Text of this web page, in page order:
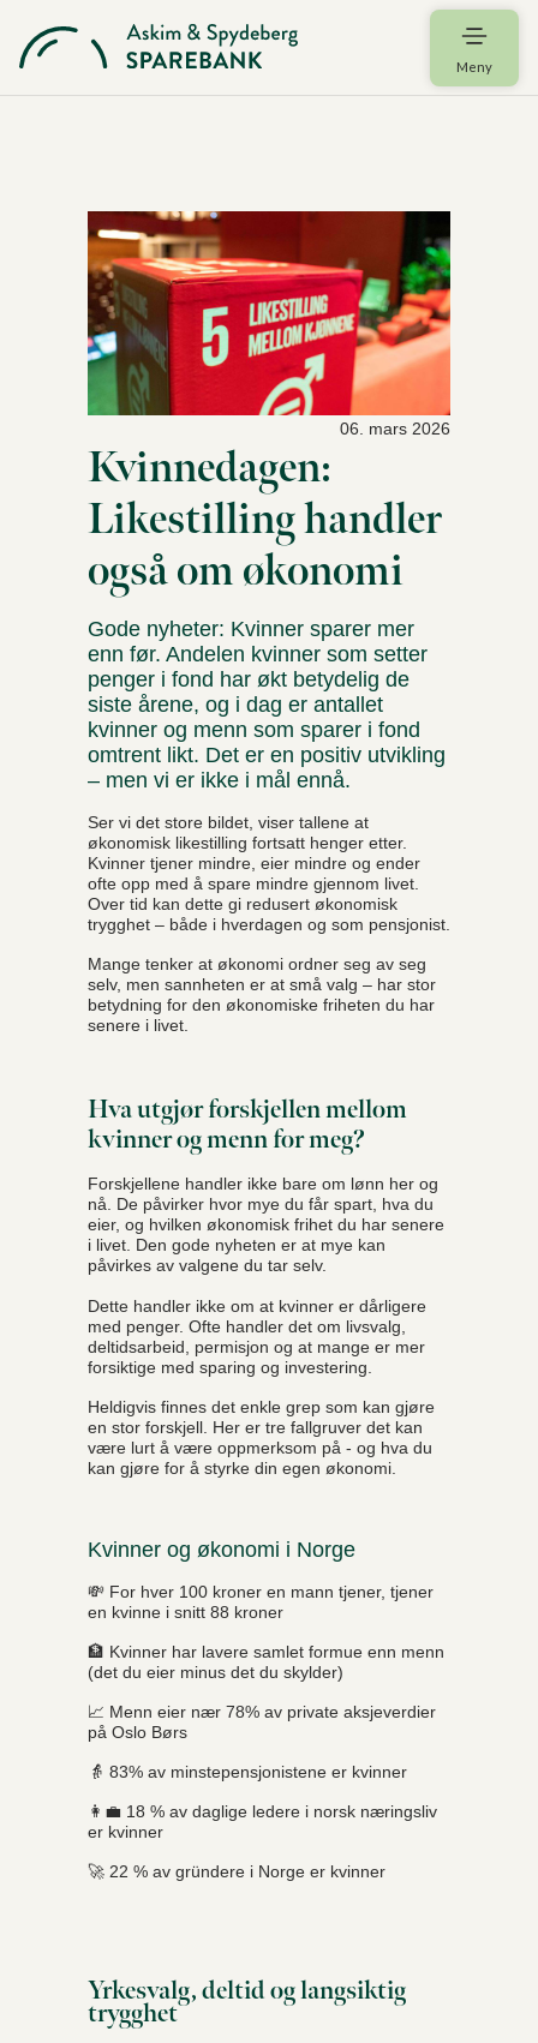
Meny
Kvinnedagen:
Likestilling handler
også om økonomi
06. mars 2026
Gode nyheter: Kvinner sparer mer
enn før. Andelen kvinner som setter
penger i fond har økt betydelig de
siste årene, og i dag er antallet
kvinner og menn som sparer i fond
omtrent likt. Det er en positiv utvikling
– men vi er ikke i mål ennå.
Ser vi det store bildet, viser tallene at
økonomisk likestilling fortsatt henger etter.
Kvinner tjener mindre, eier mindre og ender
ofte opp med å spare mindre gjennom livet.
Over tid kan dette gi redusert økonomisk
trygghet – både i hverdagen og som pensjonist.
Mange tenker at økonomi ordner seg av seg
selv, men sannheten er at små valg – har stor
betydning for den økonomiske friheten du har
senere i livet.
Hva utgjør forskjellen mellom
kvinner og menn for meg?
Forskjellene handler ikke bare om lønn her og
nå. De påvirker hvor mye du får spart, hva du
eier, og hvilken økonomisk frihet du har senere
i livet. Den gode nyheten er at mye kan
påvirkes av valgene du tar selv.
Dette handler ikke om at kvinner er dårligere
med penger. Ofte handler det om livsvalg,
deltidsarbeid, permisjon og at mange er mer
forsiktige med sparing og investering.
Heldigvis finnes det enkle grep som kan gjøre
en stor forskjell. Her er tre fallgruver det kan
være lurt å være oppmerksom på - og hva du
kan gjøre for å styrke din egen økonomi.
Kvinner og økonomi i Norge
💸 For hver 100 kroner en mann tjener, tjener
en kvinne i snitt 88 kroner
🏦 Kvinner har lavere samlet formue enn menn
(det du eier minus det du skylder)
📈 Menn eier nær 78% av private aksjeverdier
på Oslo Børs
👵 83% av minstepensjonistene er kvinner
👩‍💼 18 % av daglige ledere i norsk næringsliv
er kvinner
🚀 22 % av gründere i Norge er kvinner
Yrkesvalg, deltid og langsiktig
trygghet